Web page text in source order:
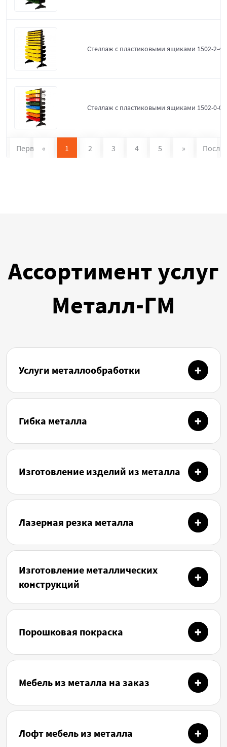
Стеллаж с пластиковыми ящиками 1502-2-4-
Стеллаж с пластиковыми ящиками 1502-0-0-
Первая « 1 2 3 4 5 »
Ассортимент услуг
Металл-ГМ
Услуги металлообработки
Гибка металла
Изготовление изделий из металла
Лазерная резка металла
Изготовление металлических
конструкций
Порошковая покраска
Мебель из металла на заказ
Лофт мебель из металла